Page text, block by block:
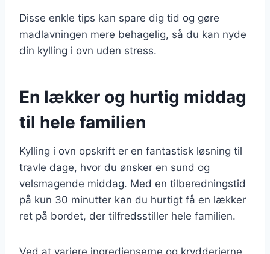
Disse enkle tips kan spare dig tid og gøre
madlavningen mere behagelig, så du kan nyde
din kylling i ovn uden stress.
En lækker og hurtig middag
til hele familien
Kylling i ovn opskrift er en fantastisk løsning til
travle dage, hvor du ønsker en sund og
velsmagende middag. Med en tilberedningstid
på kun 30 minutter kan du hurtigt få en lækker
ret på bordet, der tilfredsstiller hele familien.
Ved at variere ingredienserne og krydderierne